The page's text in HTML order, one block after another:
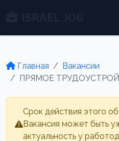
Главная
Вакансии
ПРЯМОЕ
Срок действия этого
Вакансия может быть
актуальность у